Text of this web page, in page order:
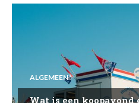
ALGEMEEN
Wat is een koopavond